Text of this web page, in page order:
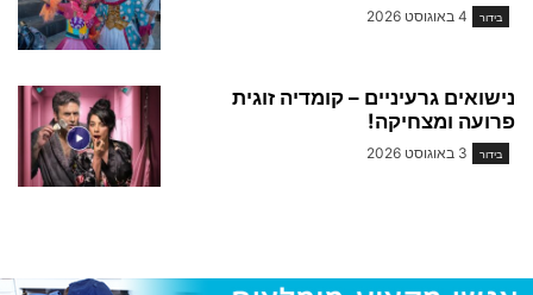
בידור 4 באוגוסט 2026
נישואים גרעיניים – קומדיה זוגית
פרועה ומצחיקה!
בידור 3 באוגוסט 2026